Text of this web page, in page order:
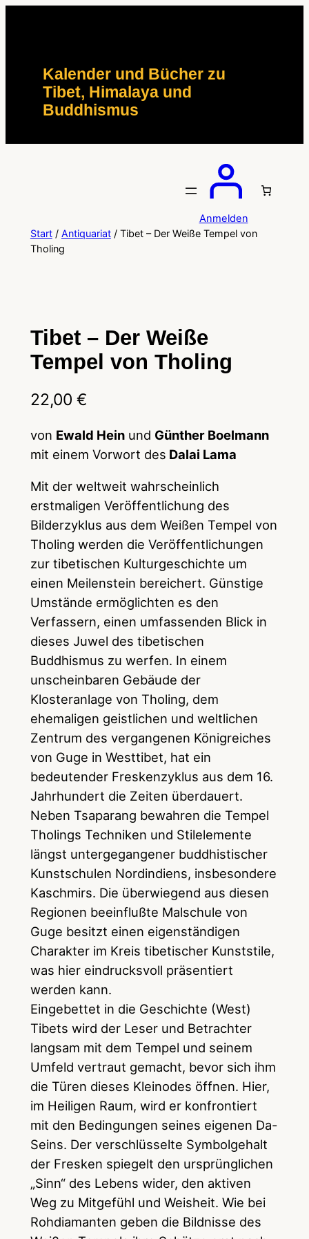
Kalender und Bücher zu
Tibet, Himalaya und
Buddhismus
Anmelden
Start/ Antiquariat/ Tibet – Der Weiße Tempel von
Tholing
Tibet – Der Weiße
Tempel von Tholing
22,00 €
von Ewald Heinund Günther Boelmann
mit einem Vorwort des Dalai Lama
Mit der weltweit wahrscheinlich
erstmaligen Veröffentlichung des
Bilderzyklus aus dem Weißen Tempel von
Tholing werden die Veröffentlichungen
zur tibetischen Kulturgeschichte um
einen Meilenstein bereichert. Günstige
Umstände ermöglichten es den
Verfassern, einen umfassenden Blick in
dieses Juwel des tibetischen
Buddhismus zu werfen. In einem
unscheinbaren Gebäude der
Klosteranlage von Tholing, dem
ehemaligen geistlichen und weltlichen
Zentrum des vergangenen Königreiches
von Guge in Westtibet, hat ein
bedeutender Freskenzyklus aus dem 16.
Jahrhundert die Zeiten überdauert.
Neben Tsaparang bewahren die Tempel
Tholings Techniken und Stilelemente
längst untergegangener buddhistischer
Kunstschulen Nordindiens, insbesondere
Kaschmirs. Die überwiegend aus diesen
Regionen beeinflußte Malschule von
Guge besitzt einen eigenständigen
Charakter im Kreis tibetischer Kunststile,
was hier eindrucksvoll präsentiert
werden kann.
Eingebettet in die Geschichte (West)
Tibets wird der Leser und Betrachter
langsam mit dem Tempel und seinem
Umfeld vertraut gemacht, bevor sich ihm
die Türen dieses Kleinodes öffnen. Hier,
im Heiligen Raum, wird er konfrontiert
mit den Bedingungen seines eigenen Da-
Seins. Der verschlüsselte Symbolgehalt
der Fresken spiegelt den ursprünglichen
„Sinn“ des Lebens wider, den aktiven
Weg zu Mitgefühl und Weisheit. Wie bei
Rohdiamanten geben die Bildnisse des